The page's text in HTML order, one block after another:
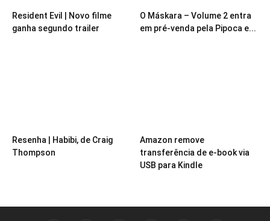
Resident Evil | Novo filme
ganha segundo trailer
O Máskara – Volume 2 entra
em pré-venda pela Pipoca e...
Resenha | Habibi, de Craig
Thompson
Amazon remove
transferência de e-book via
USB para Kindle